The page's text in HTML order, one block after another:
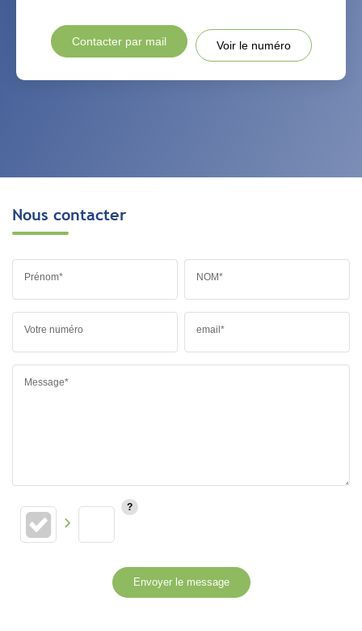
Contacter par mail Voir le numéro
Nous contacter
Prénom* NOM*
Votre numéro email*
Message*
Envoyer le message